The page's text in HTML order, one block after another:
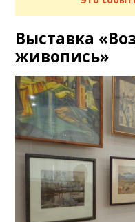
Выставка
живопись»